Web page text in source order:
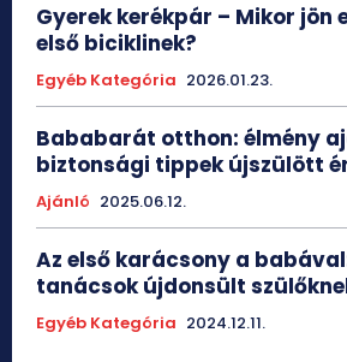
Gyerek kerékpár – Mikor jön
első biciklinek?
Egyéb Kategória 2026.01.23.
Bababarát otthon: élmény
biztonsági tippek újszülött
Ajánló 2025.06.12.
Az első karácsony a
tanácsok újdonsült
Egyéb Kategória 2024.12.11.